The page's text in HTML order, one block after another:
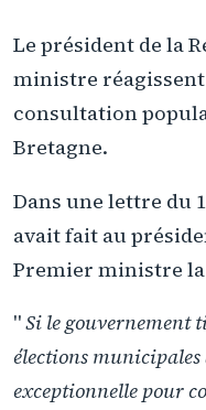
Le président de la
ministre
consultation
Bretagne.
Dans une lettre du
avait fait au
Premier ministre
"Si le gouvernement
élections
exceptionnelle pour